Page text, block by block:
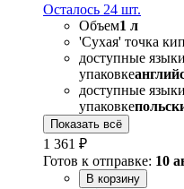
Осталось 24 шт.
Объем1 л
'Сухая' точка
доступные
упаковке
доступные
упаковке
Показать всё
1 361 ₽
Готов к отправке: 10
В корзину